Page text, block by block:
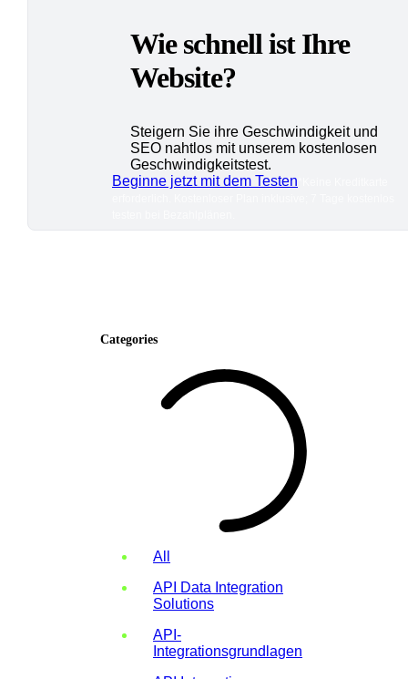
Wie schnell ist Ihre
Website?
Steigern Sie ihre Geschwindigkeit und
SEO nahtlos mit unserem kostenlosen
Geschwindigkeitstest.
Beginne jetzt mit dem Testen
Categories
All
API Data Integration
Solutions
API-
Integrationsgrundlagen